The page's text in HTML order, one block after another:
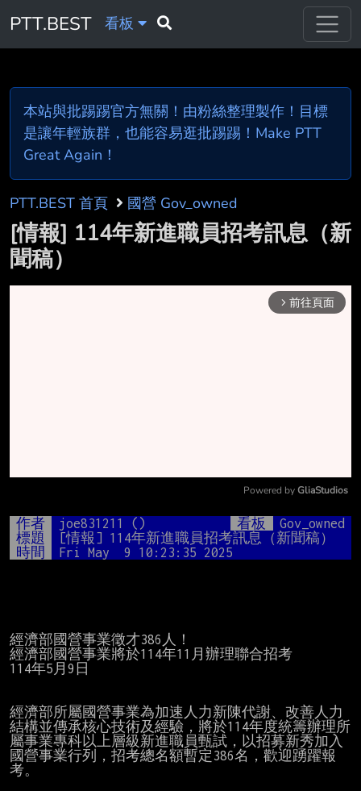
PTT.BEST 看板
本站與批踢踢官方無關！由粉絲整理製作！目標
是讓年輕族群，也能容易逛批踢踢！Make PTT
Great Again！
PTT.BEST 首頁 國營 Gov_owned
[情報] 114年新進職員招考訊息（新
聞稿）
arrow_forward_ios 前往頁面
Mute
Powered by GliaStudios
作者 joe831211 () 看板
Gov_owned
標題
[情報] 114年新進職員招考訊息（新聞稿）
時間
Fri May  9 10:23:35 2025
經濟部國營事業徵才386人！
經濟部國營事業將於114年11月辦理聯合招考
114年5月9日
經濟部所屬國營事業為加速人力新陳代謝、改善人力
結構並傳承核心技術及經驗，將於114年度統籌辦理所
屬事業專科以上層級新進職員甄試，以招募新秀加入
國營事業行列，招考總名額暫定386名，歡迎踴躍報
考。